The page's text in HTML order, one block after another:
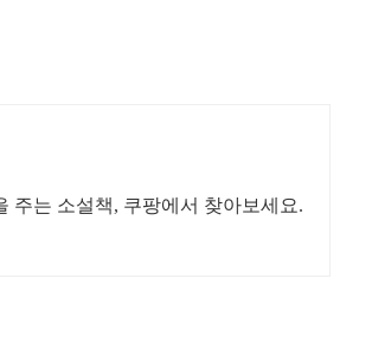
주는 소설책, 쿠팡에서 찾아보세요.